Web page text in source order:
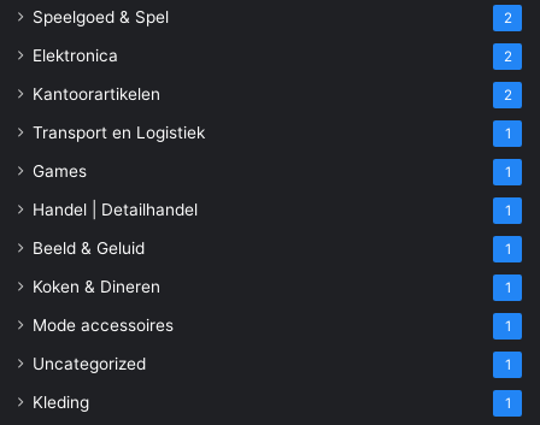
Speelgoed & Spel 2
Elektronica 2
Kantoorartikelen 2
Transport en Logistiek 1
Games 1
Handel | Detailhandel 1
Beeld & Geluid 1
Koken & Dineren 1
Mode accessoires 1
Uncategorized 1
Kleding 1